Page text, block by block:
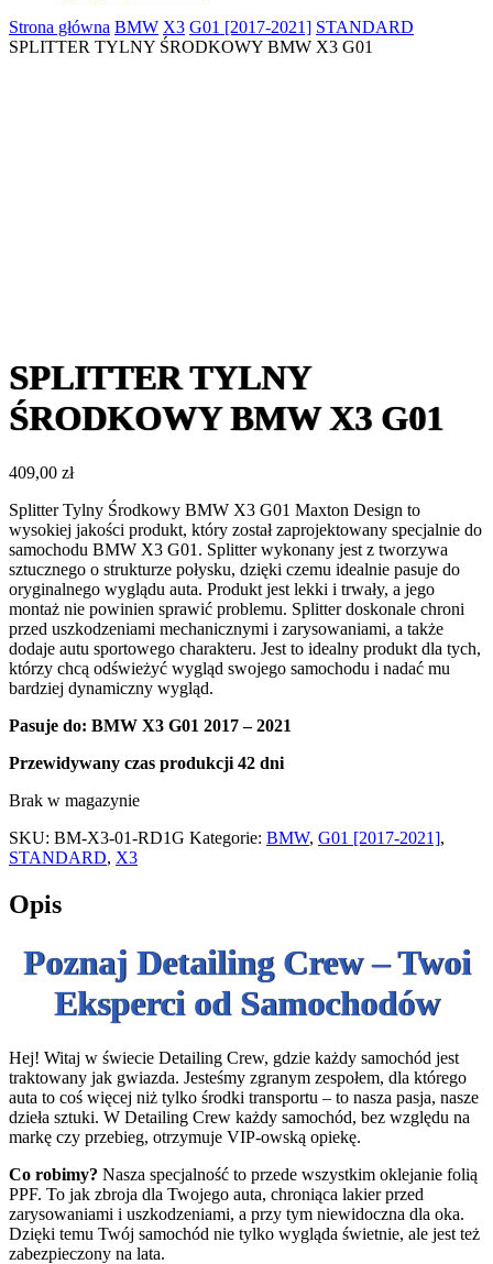
Strona główna BMW X3 G01 [2017-2021] STANDARD
SPLITTER TYLNY ŚRODKOWY BMW X3 G01
SPLITTER TYLNY
ŚRODKOWY BMW X3 G01
409,00 zł
Splitter Tylny Środkowy BMW X3 G01 Maxton Design to
wysokiej jakości produkt, który został zaprojektowany specjalnie do
samochodu BMW X3 G01. Splitter wykonany jest z tworzywa
sztucznego o strukturze połysku, dzięki czemu idealnie pasuje do
oryginalnego wyglądu auta. Produkt jest lekki i trwały, a jego
montaż nie powinien sprawić problemu. Splitter doskonale chroni
przed uszkodzeniami mechanicznymi i zarysowaniami, a także
dodaje autu sportowego charakteru. Jest to idealny produkt dla tych,
którzy chcą odświeżyć wygląd swojego samochodu i nadać mu
bardziej dynamiczny wygląd.
Pasuje do: BMW X3 G01 2017 – 2021
Przewidywany czas produkcji 42 dni
Brak w magazynie
SKU: BM-X3-01-RD1G Kategorie: BMW, G01 [2017-2021],
STANDARD, X3
Opis
Poznaj Detailing Crew – Twoi
Eksperci od Samochodów
Hej! Witaj w świecie Detailing Crew, gdzie każdy samochód jest
traktowany jak gwiazda. Jesteśmy zgranym zespołem, dla którego
auta to coś więcej niż tylko środki transportu – to nasza pasja, nasze
dzieła sztuki. W Detailing Crew każdy samochód, bez względu na
markę czy przebieg, otrzymuje VIP-owską opiekę.
Co robimy? Nasza specjalność to przede wszystkim oklejanie folią
PPF. To jak zbroja dla Twojego auta, chroniąca lakier przed
zarysowaniami i uszkodzeniami, a przy tym niewidoczna dla oka.
Dzięki temu Twój samochód nie tylko wygląda świetnie, ale jest też
zabezpieczony na lata.